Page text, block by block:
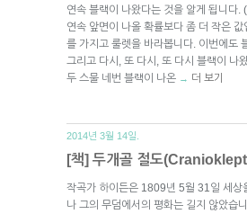
연속 블랙이 나왔다는 것을 알게 됩니다.
연속 앞면이 나올 확률보다 좀 더 작은 값
를 가지고 룰렛을 바라봅니다. 이번에도
그리고 다시, 또 다시, 또 다시 블랙이 나
두 스물 네번 블랙이 나온 → 더 보기
2014년 3월 14일.
[책] 두개골 절도
작곡가 하이든은 1809년 5월 31일 세상
나 그의 무덤에서의 평화는 길지 않았습